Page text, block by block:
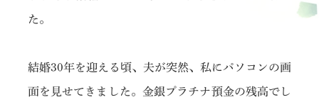
た。
結婚30年を迎える頃、夫が突然、私にパソコンの画
面を見せてきました。金銀プラチナ預金の残高でし